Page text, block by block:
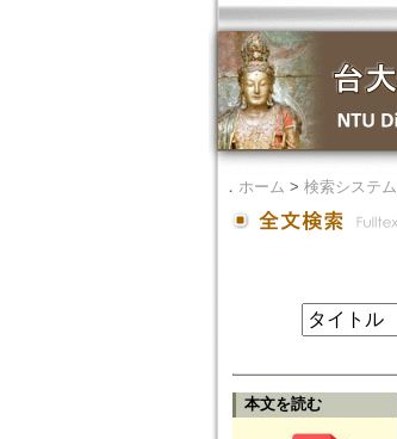
． ホーム > 検索システム
本文を読む